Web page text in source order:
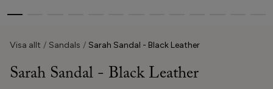
Visa allt Sandals Sarah Sandal - Black Leather
Sarah Sandal - Black Leather